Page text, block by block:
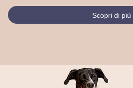
Scopri di più